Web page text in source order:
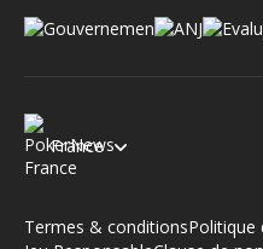
France
Termes & conditionsPolitique